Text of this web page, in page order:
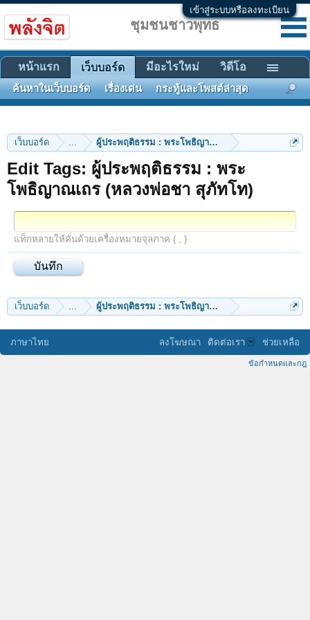
เข้าสู่ระบบหรือลงทะเบียน
เว็บบอร์ด ... ผู้ประพฤติธรรม : พระโพธิญาณเถร (หลวงพ่อชา สุภัทโ
Edit Tags: ผู้ประพฤติธรรม : พระ
โพธิญาณเถร (หลวงพ่อชา สุภัทโท)
แท็กหลายให้คั่นด้วยเครื่องหมายจุลภาค ( , )
เว็บบอร์ด ... ผู้ประพฤติธรรม : พระโพธิญาณเถร (หลวงพ่อชา สุภัทโ
ชุมชนชาวพุทธ
หน้าแรก เว็บบอร์ด
ค้นหาในเว็บบอร์ด เรื่องเด่น กระทู้และโพสต์ล่าสุด
มีอะไรใหม่ วิดีโอ
ภาษาไทย ลงโฆษณา ติดต่อเรา ช่วยเหลือ
ข้อกำหนดและกฎ